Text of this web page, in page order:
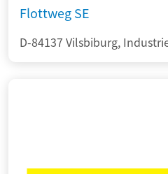
Flottweg SE
D-84137 Vilsbiburg,